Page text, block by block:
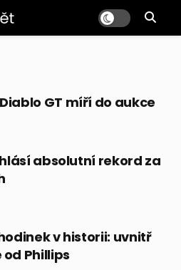
GT míří do aukce
absolutní rekord za
v historii: uvnitř
Phillips